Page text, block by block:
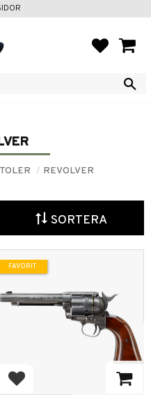
REVOLVER
SORTERA
Lägg till i favoriter
FAVORIT